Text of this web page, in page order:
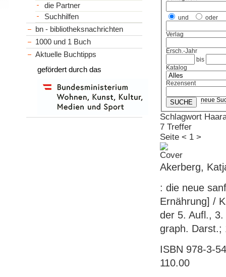
und oder
Verlag
Ersch.-Jahr
bis
Katalog
Rezensent
neue
Schlagwort
7 Treffer
Seite < 1 >
Akerberg,
: die neue
Ernährung] /
der 5. Aufl.,
graph. Darst.;
ISBN 978-3-
110.00
die Partner
Suchhilfen
bn - bibliotheksnachrichten
1000 und 1 Buch
Aktuelle Buchtipps
gefördert durch das